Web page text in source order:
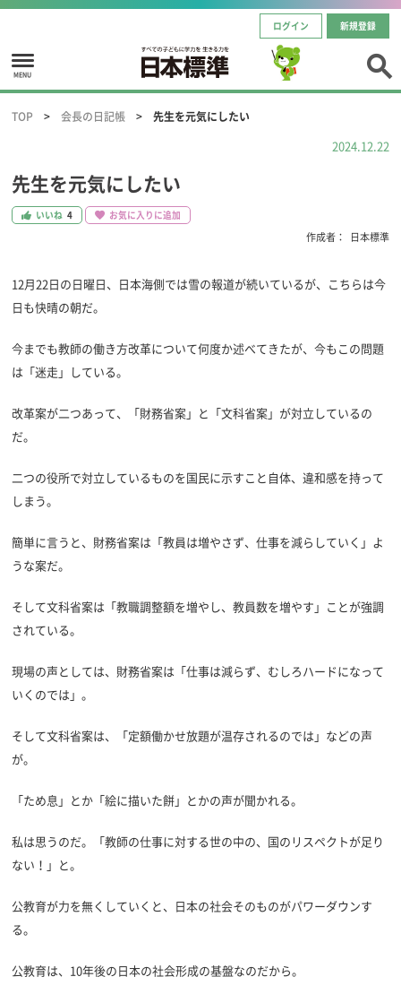
ログイン 新規登録
MENU
TOP 会長の日記帳 先生を元気にしたい
先生を元気にしたい
2024.12.22
いいね 4 お気に入りに追加
作成者： 日本標準
12月22日の日曜日、日本海側では雪の報道が続いているが、こちらは今
日も快晴の朝だ。
今までも教師の働き方改革について何度か述べてきたが、今もこの問題
は「迷走」している。
改革案が二つあって、「財務省案」と「文科省案」が対立しているの
だ。
二つの役所で対立しているものを国民に示すこと自体、違和感を持って
しまう。
簡単に言うと、財務省案は「教員は増やさず、仕事を減らしていく」よ
うな案だ。
そして文科省案は「教職調整額を増やし、教員数を増やす」ことが強調
されている。
現場の声としては、財務省案は「仕事は減らず、むしろハードになって
いくのでは」。
そして文科省案は、「定額働かせ放題が温存されるのでは」などの声
が。
「ため息」とか「絵に描いた餅」とかの声が聞かれる。
私は思うのだ。「教師の仕事に対する世の中の、国のリスペクトが足り
ない！」と。
公教育が力を無くしていくと、日本の社会そのものがパワーダウンす
る。
公教育は、10年後の日本の社会形成の基盤なのだから。